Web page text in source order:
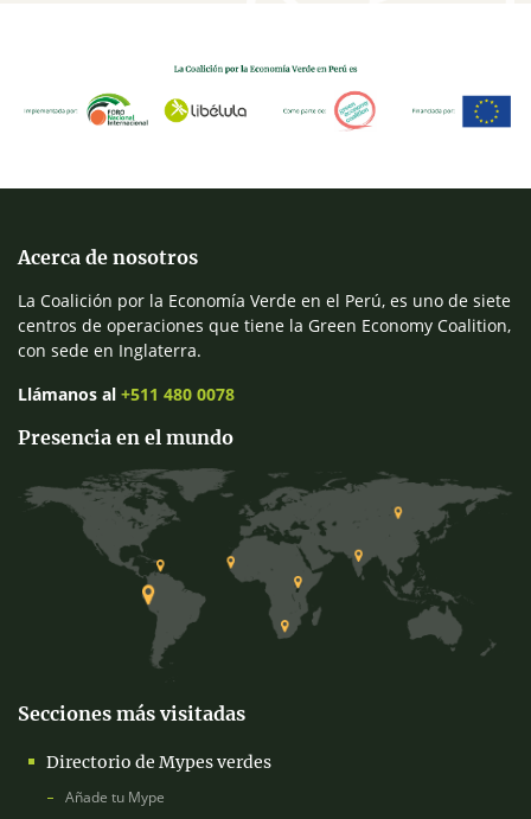
Acerca de nosotros
La Coalición por la Economía Verde en el Perú, es uno de siete
centros de operaciones que tiene la Green Economy Coalition,
con sede en Inglaterra.
Llámanos al +511 480 0078
Presencia en el mundo
Secciones más visitadas
Directorio de Mypes verdes
Añade tu Mype